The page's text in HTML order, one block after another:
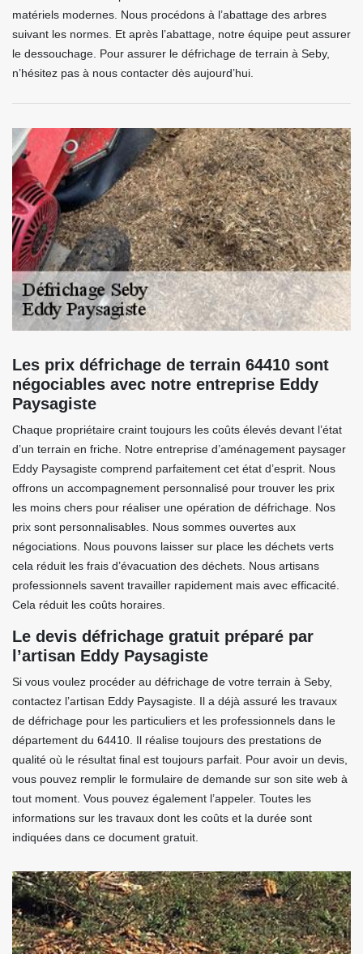
matériels modernes. Nous procédons à l’abattage des arbres
suivant les normes. Et après l’abattage, notre équipe peut assurer
le dessouchage. Pour assurer le défrichage de terrain à Seby,
n’hésitez pas à nous contacter dès aujourd’hui.
Les prix défrichage de terrain 64410 sont
négociables avec notre entreprise Eddy
Paysagiste
Chaque propriétaire craint toujours les coûts élevés devant l’état
d’un terrain en friche. Notre entreprise d’aménagement paysager
Eddy Paysagiste comprend parfaitement cet état d’esprit. Nous
offrons un accompagnement personnalisé pour trouver les prix
les moins chers pour réaliser une opération de défrichage. Nos
prix sont personnalisables. Nous sommes ouvertes aux
négociations. Nous pouvons laisser sur place les déchets verts
cela réduit les frais d’évacuation des déchets. Nous artisans
professionnels savent travailler rapidement mais avec efficacité.
Cela réduit les coûts horaires.
Le devis défrichage gratuit préparé par
l’artisan Eddy Paysagiste
Si vous voulez procéder au défrichage de votre terrain à Seby,
contactez l’artisan Eddy Paysagiste. Il a déjà assuré les travaux
de défrichage pour les particuliers et les professionnels dans le
département du 64410. Il réalise toujours des prestations de
qualité où le résultat final est toujours parfait. Pour avoir un devis,
vous pouvez remplir le formulaire de demande sur son site web à
tout moment. Vous pouvez également l’appeler. Toutes les
informations sur les travaux dont les coûts et la durée sont
indiquées dans ce document gratuit.